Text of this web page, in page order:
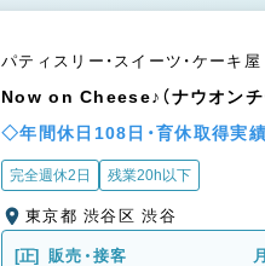
パティスリー・スイーツ・ケーキ屋
Now on Cheese♪（ナウオンチ
◇年間休日108日・育休取得実
完全週休2日 残業20h以下
東京都 渋谷区 渋谷
[正] 販売・接客